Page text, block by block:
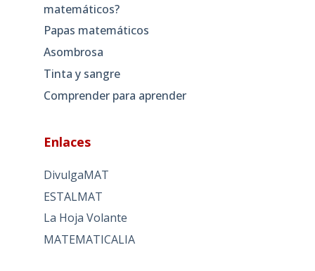
matemáticos?
Papas matemáticos
Asombrosa
Tinta y sangre
Comprender para aprender
Enlaces
DivulgaMAT
ESTALMAT
La Hoja Volante
MATEMATICALIA